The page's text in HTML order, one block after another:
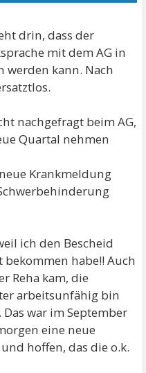
drin, dass der
mit dem AG in
werden kann. Nach
nachgefragt beim AG,
Quartal nehmen
Krankmeldung
ich den Bescheid
habe!! Auch
Reha kam, die
arbeitsunfähig bin
war im September
eine neue
hoffen, das die o.k.